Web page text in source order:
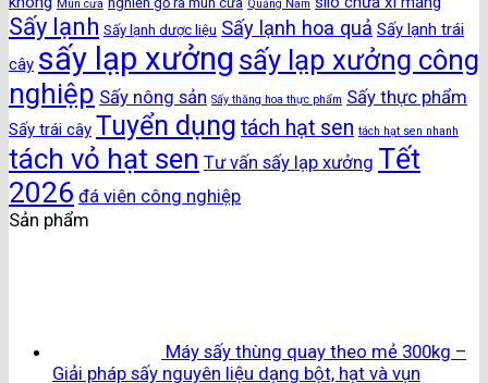
Mùn cưa Quảng Nam
Sấy lạnh Sấy lạnh dược liệu Sấy lạnh hoa quả Sấy lạnh trái
cây sấy lạp xưởng sấy lạp xưởng công
nghiệp Sấy nông sản Sấy thăng hoa thực phẩm Sấy thực phẩm
Sấy trái cây Tuyển dụng tách hạt sen tách hạt sen nhanh
tách vỏ hạt sen Tư vấn sấy lạp xưởng Tết
2026 đá viên công nghiệp
Sản phẩm
Máy sấy thùng quay theo mẻ 300kg –
Giải pháp sấy nguyên liệu dạng bột, hạt và vụn